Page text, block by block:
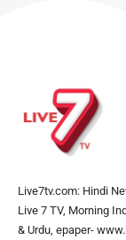
Live7tv.com: Hindi
Live 7 TV, Morning
& Urdu, epaper-